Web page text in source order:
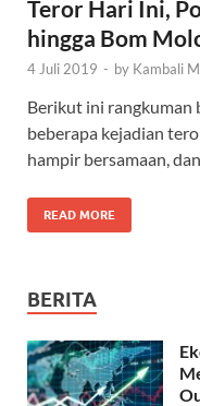
Teror Hari Ini,
hingga Bom
4 Juli 2019 - by Kambali
Berikut ini rangkuman
beberapa kejadian
hampir bersamaan,
READ MORE
BERITA